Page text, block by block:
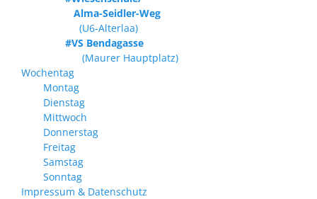
Alma-Seidler-Weg
(U6-Alterlaa)
#VS Bendagasse
(Maurer Hauptplatz)
Wochentag
Montag
Dienstag
Mittwoch
Donnerstag
Freitag
Samstag
Sonntag
Impressum & Datenschutz